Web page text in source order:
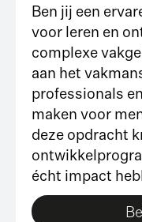
Ben jij een
voor leren en
complexe
aan het
professionals
maken voor
deze opdracht
écht impact